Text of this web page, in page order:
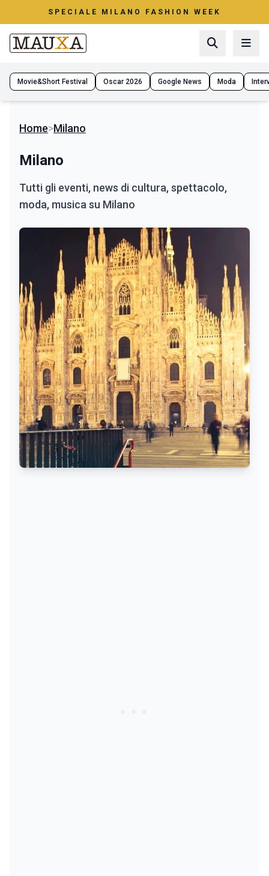
SPECIALE MILANO FASHION WEEK
Movie&Short Festival Oscar 2026 Google News Moda
Home>Milano
Milano
Tutti gli eventi, news di cultura, spettacolo,
moda, musica su Milano